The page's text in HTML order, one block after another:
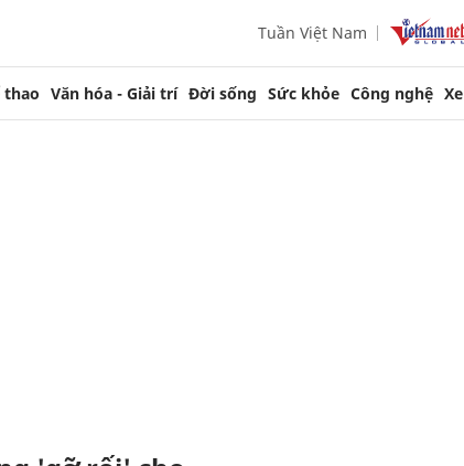
Tuần Việt Nam
thao Văn hóa - Giải trí Đời sống Sức khỏe Công nghệ Xe